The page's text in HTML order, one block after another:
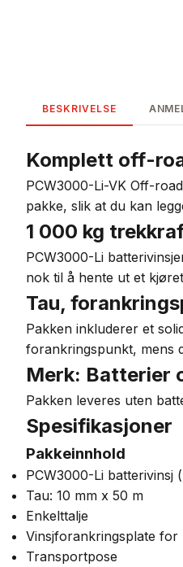
BESKRIVELSE
Komplett off-
PCW3000-Li-VK Off-
pakke, slik at du kan
1 000 kg
PCW3000-Li
nok til å hente ut et
Tau,
Pakken inkluderer et
forankringspunkt, mens
Merk: Batterier
Pakken leveres uten
Spesifikasjoner
Pakkeinnhold
PCW3000-Li batterivinsj
Tau: 10 mm x 50 m
Enkelttalje
Vinsjforankringsplate for
Transportpose